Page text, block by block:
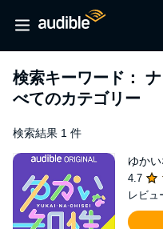
検索キーワード：
べてのカテゴリー
検索結果 1 件
ゆか
4.7
レビュ